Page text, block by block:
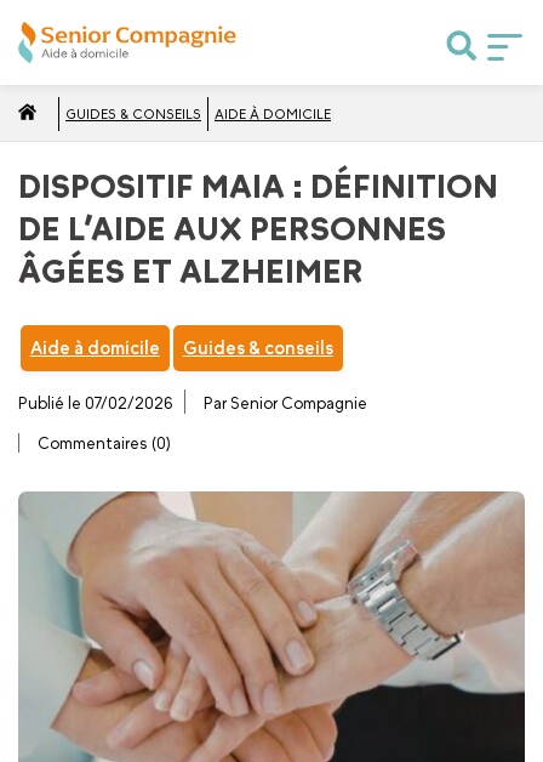
GUIDES & CONSEILS AIDE À DOMICILE
DISPOSITIF MAIA : DÉFINITION
DE L’AIDE AUX PERSONNES
ÂGÉES ET ALZHEIMER
Aide à domicile Guides & conseils
Publié le 07/02/2026 Par Senior Compagnie
Commentaires (0)